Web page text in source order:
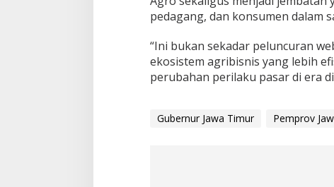
pedagang, dan konsumen dalam
“Ini bukan sekadar peluncuran
ekosistem agribisnis yang lebih
perubahan perilaku pasar di era
Gubernur Jawa Timur Pemprov